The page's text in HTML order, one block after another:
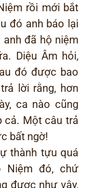
rồi mới bắt
đó anh báo lại
anh đã hộ niệm
Diệu Âm hỏi,
đó được bao
lời rằng, hơn
ca nào cũng
cả. Một câu trả
bất ngờ!
thành tựu quá
Niệm đó, chứ
được như vậy,